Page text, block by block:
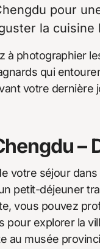
pour
la cuisine
à photographier
qui
votre dernière
–
votre séjour dans
petit-déjeuner
vous pouvez
pour explorer la
au musée